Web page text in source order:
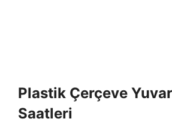
Plastik Çerçeve
Saatleri